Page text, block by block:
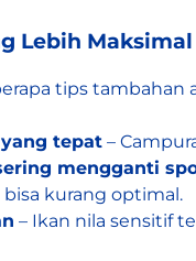
Lebih Maksimal
tips
tepat –
mengganti
kurang optimal.
– Ikan nila sensitif